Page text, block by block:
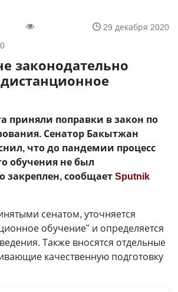
29 декабря 2020
0
законодательно
приняли поправки в закон по
Сенатор Бакытжан
что до пандемии процесс
обучения не был
закреплен, сообщаетSputnik
сенатом, уточняется
обучение" и определяется
Также вносятся отдельные
качественную подготовку